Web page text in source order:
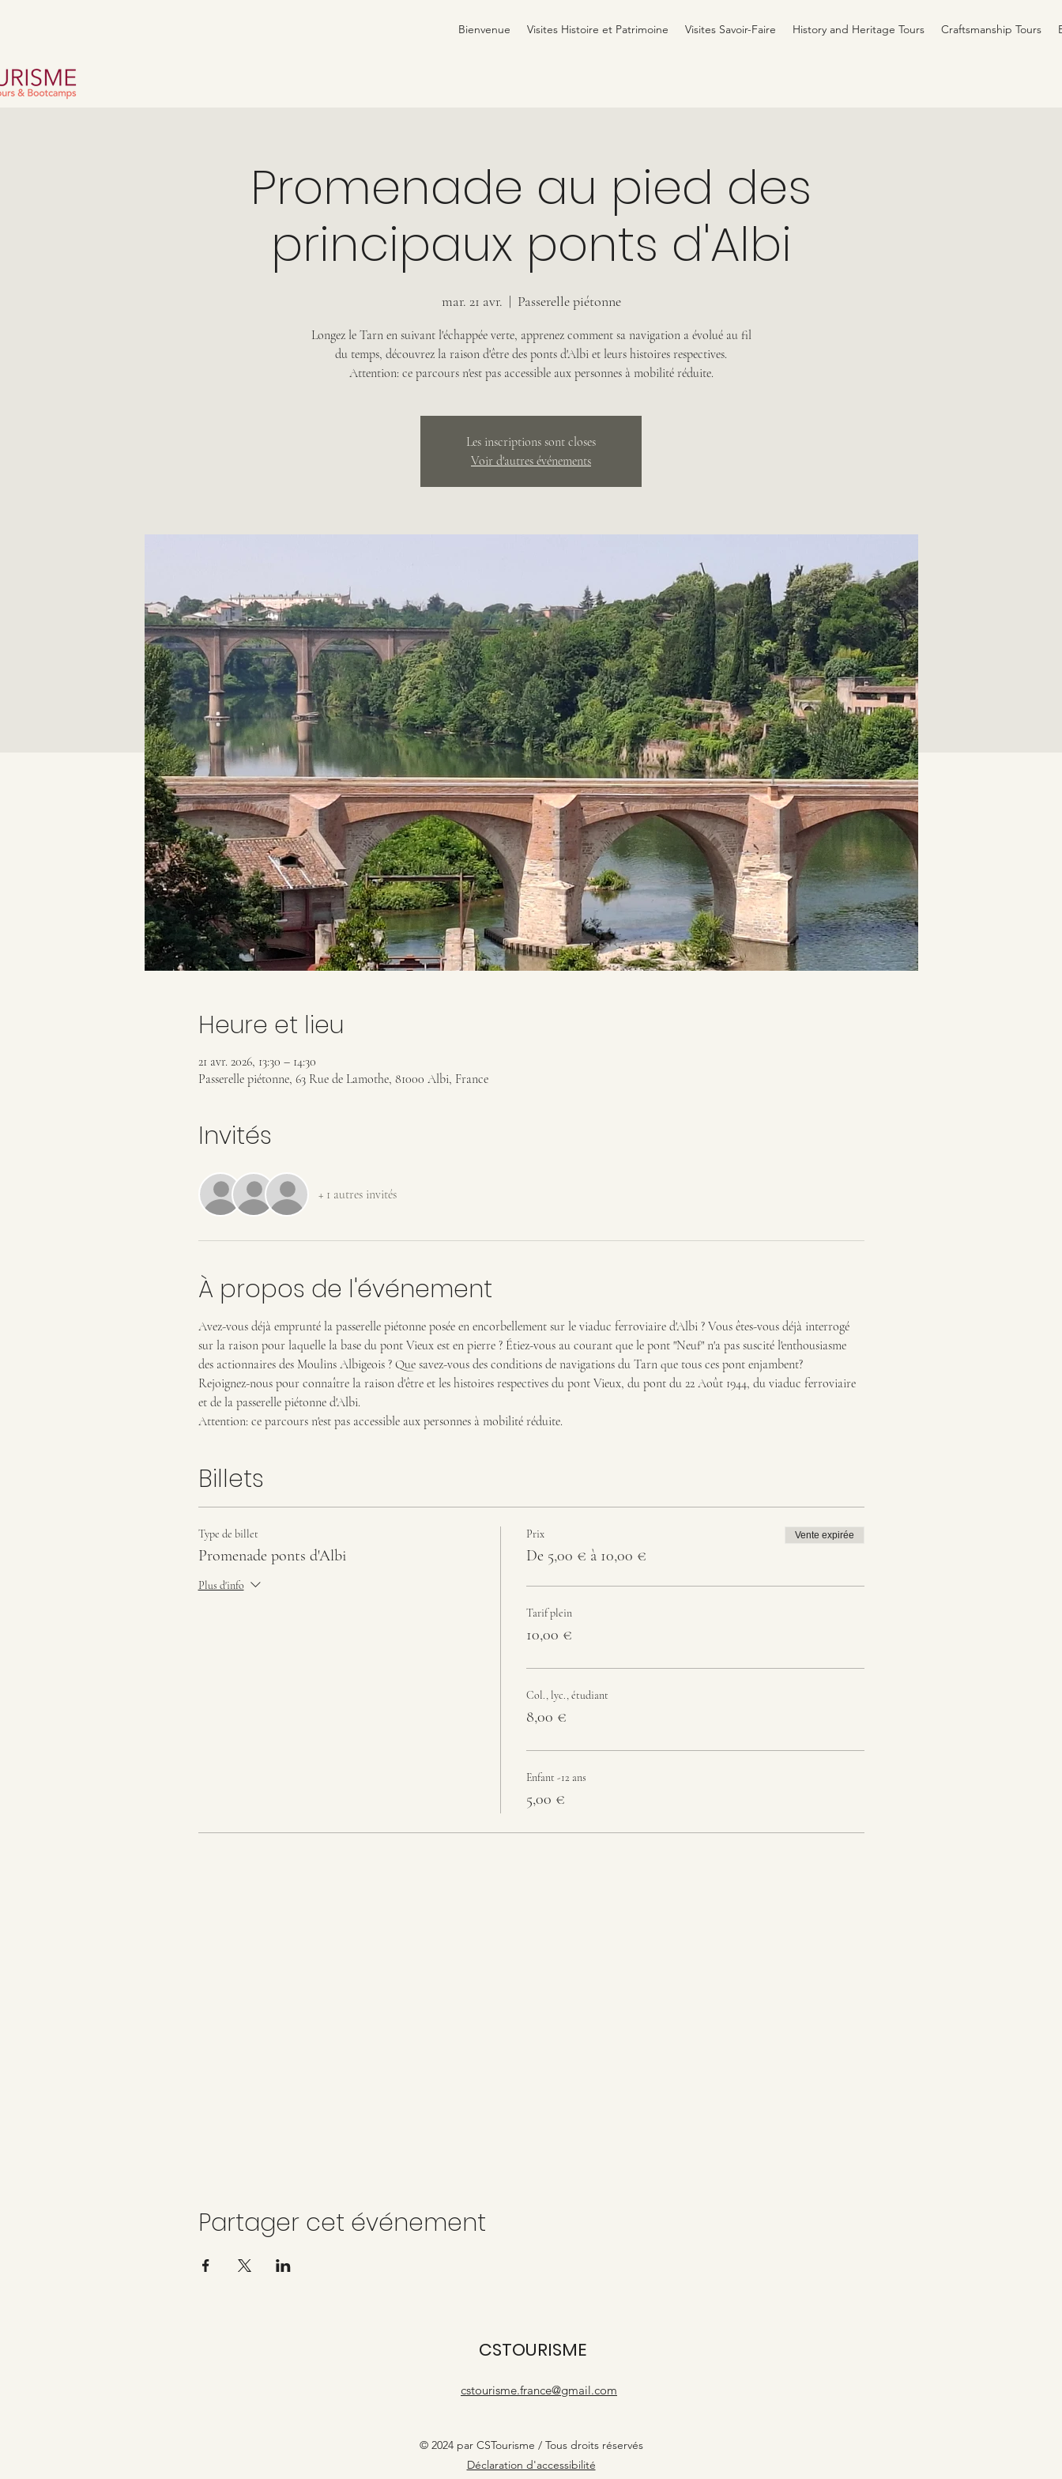
Bienvenue Visites Histoire et Patrimoine Visites Savoir-Faire History and Heritage Tours Craftsmanship Tours
Promenade au pied des
principaux ponts d'Albi
mar. 21 avr.
  |
Passerelle piétonne
Longez le Tarn en suivant l'échappée verte, apprenez comment sa navigation a évolué au fil
du temps, découvrez la raison d'être des ponts d'Albi et leurs histoires respectives.
Attention: ce parcours n'est pas accessible aux personnes à mobilité réduite.
Les inscriptions sont closes
Voir d'autres événements
Heure et lieu
21 avr. 2026, 13:30 – 14:30
Passerelle piétonne, 63 Rue de Lamothe, 81000 Albi, France
Invités
+ 1 autres invités
À propos de l'événement
Avez-vous déjà emprunté la passerelle piétonne posée en encorbellement sur le viaduc ferroviaire d'Albi ? Vous êtes-vous déjà interrogé
sur la raison pour laquelle la base du pont Vieux est en pierre ? Étiez-vous au courant que le pont "Neuf" n'a pas suscité l'enthousiasme
des actionnaires des Moulins Albigeois ? Que savez-vous des conditions de navigations du Tarn que tous ces pont enjambent?
Rejoignez-nous pour connaître la raison d'être et les histoires respectives du pont Vieux, du pont du 22 Août 1944, du viaduc ferroviaire
et de la passerelle piétonne d'Albi.
Attention: ce parcours n'est pas accessible aux personnes à mobilité réduite.
Billets
Type de billet
Promenade ponts d'Albi
Plus d'info
Prix
De 5,00 € à 10,00 €
Vente expirée
Tarif plein
10,00 €
Col., lyc., étudiant
8,00 €
Enfant -12 ans
5,00 €
Partager cet événement
CSTOURISME
cstourisme.france@gmail.com
© 2024 par CSTourisme / Tous droits réservés
Déclaration d'accessibilité